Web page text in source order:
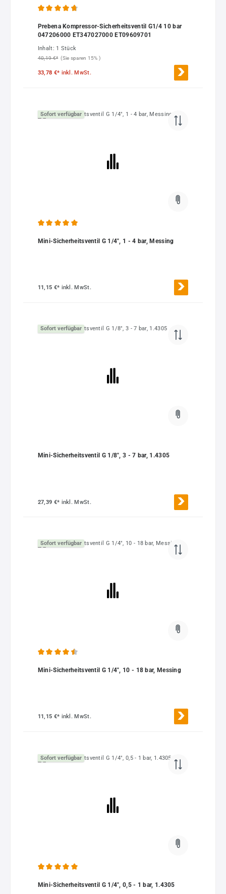
Prebena Kompressor-Sicherheitsventil G1/4 10 bar
047206000 ET347027000 ET09609701
Inhalt: 1 Stück
40,19 €* (Sie sparen 15% )
33,78 €* inkl. MwSt.
Sofort verfügbar
Mini-Sicherheitsventil G 1/4", 1 - 4 bar, Messing
11,15 €* inkl. MwSt.
Sofort verfügbar
Mini-Sicherheitsventil G 1/8", 3 - 7 bar, 1.4305
27,39 €* inkl. MwSt.
Sofort verfügbar
Mini-Sicherheitsventil G 1/4", 10 - 18 bar, Messing
11,15 €* inkl. MwSt.
Sofort verfügbar
Mini-Sicherheitsventil G 1/4", 0,5 - 1 bar, 1.4305